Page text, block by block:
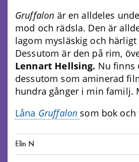
Gruffalon är en alldeles
mod och rädsla. Den är
lagom mysläskig och
Dessutom är den på rim,
Lennart Hellsing. Nu finns
dessutom som aminerad
hundra gånger i min familj.
Låna Gruffalon som bok
Elin N